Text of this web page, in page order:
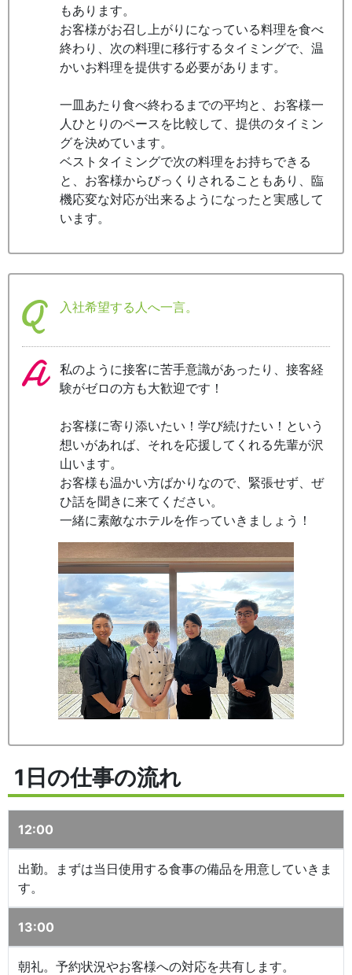
もあります。
お客様がお召し上がりになっている料理を食べ
終わり、次の料理に移行するタイミングで、温
かいお料理を提供する必要があります。
一皿あたり食べ終わるまでの平均と、お客様一
人ひとりのペースを比較して、提供のタイミン
グを決めています。
ベストタイミングで次の料理をお持ちできる
と、お客様からびっくりされることもあり、臨
機応変な対応が出来るようになったと実感して
います。
入社希望する人へ一言。
私のように接客に苦手意識があったり、接客経
験がゼロの方も大歓迎です！
お客様に寄り添いたい！学び続けたい！という
想いがあれば、それを応援してくれる先輩が沢
山います。
お客様も温かい方ばかりなので、緊張せず、ぜ
ひ話を聞きに来てください。
一緒に素敵なホテルを作っていきましょう！
1日の仕事の流れ
12:00
出勤。まずは当日使用する食事の備品を用意していきま
す。
13:00
朝礼。予約状況やお客様への対応を共有します。